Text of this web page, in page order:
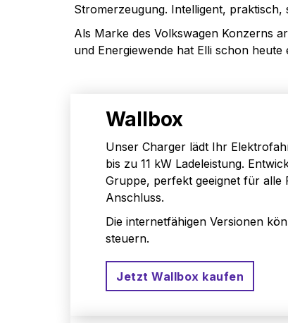
Stromerzeugung. Intelligent, praktisch,
Als Marke des Volkswagen Konzerns
und Energiewende hat Elli schon heute
Wallbox
Unser Charger lädt Ihr
bis zu 11 kW Ladeleistung.
Gruppe, perfekt geeignet für alle
Anschluss.
Die internetfähigen Versionen
steuern.
Jetzt Wallbox kaufen